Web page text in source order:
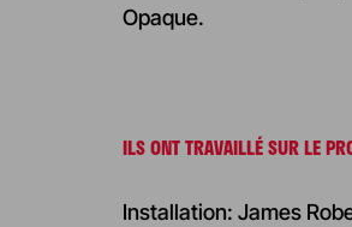
Opaque.
ILS ONT TRAVAILLÉ SUR LE
Installation: James